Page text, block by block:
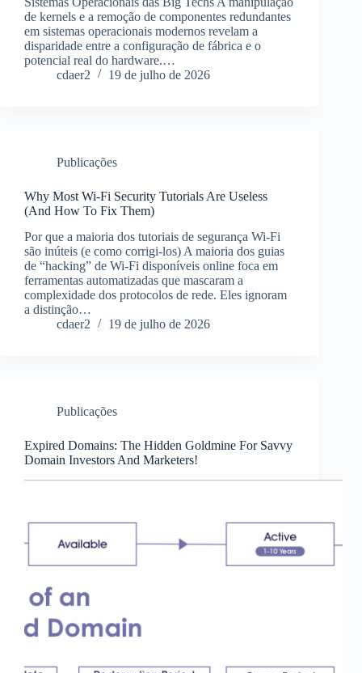
de kernels e a remoção de componentes redundantes
em sistemas operacionais modernos revelam a
disparidade entre a configuração de fábrica e o
potencial real do hardware.…
cdaer2
19 de julho de 2026
Publicações
Why Most Wi-Fi Security Tutorials Are Useless
(And How To Fix Them)
Por que a maioria dos tutoriais de segurança Wi-Fi
são inúteis (e como corrigi-los) A maioria dos guias
de “hacking” de Wi-Fi disponíveis online foca em
ferramentas automatizadas que mascaram a
complexidade dos protocolos de rede. Eles ignoram
a distinção…
cdaer2
19 de julho de 2026
Publicações
Expired Domains: The Hidden Goldmine For Savvy
Domain Investors And Marketers!